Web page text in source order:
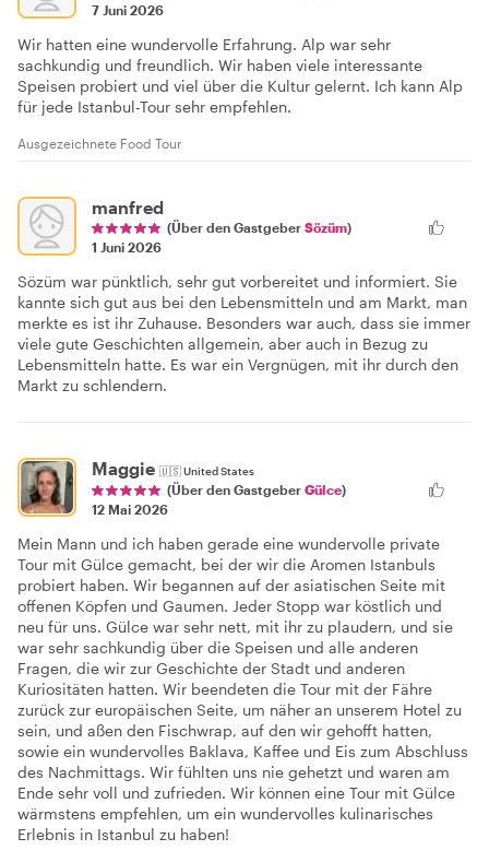
7 Juni 2026
Wir hatten eine wundervolle Erfahrung. Alp war sehr
sachkundig und freundlich. Wir haben viele interessante
Speisen probiert und viel über die Kultur gelernt. Ich kann Alp
für jede Istanbul-Tour sehr empfehlen.
Ausgezeichnete Food Tour
manfred
(Über den Gastgeber Sözüm)
1 Juni 2026
Sözüm war pünktlich, sehr gut vorbereitet und informiert. Sie
kannte sich gut aus bei den Lebensmitteln und am Markt, man
merkte es ist ihr Zuhause. Besonders war auch, dass sie immer
viele gute Geschichten allgemein, aber auch in Bezug zu
Lebensmitteln hatte. Es war ein Vergnügen, mit ihr durch den
Markt zu schlendern.
Maggie 🇺🇸United States
(Über den Gastgeber Gülce)
12 Mai 2026
Mein Mann und ich haben gerade eine wundervolle private
Tour mit Gülce gemacht, bei der wir die Aromen Istanbuls
probiert haben. Wir begannen auf der asiatischen Seite mit
offenen Köpfen und Gaumen. Jeder Stopp war köstlich und
neu für uns. Gülce war sehr nett, mit ihr zu plaudern, und sie
war sehr sachkundig über die Speisen und alle anderen
Fragen, die wir zur Geschichte der Stadt und anderen
Kuriositäten hatten. Wir beendeten die Tour mit der Fähre
zurück zur europäischen Seite, um näher an unserem Hotel zu
sein, und aßen den Fischwrap, auf den wir gehofft hatten,
sowie ein wundervolles Baklava, Kaffee und Eis zum Abschluss
des Nachmittags. Wir fühlten uns nie gehetzt und waren am
Ende sehr voll und zufrieden. Wir können eine Tour mit Gülce
wärmstens empfehlen, um ein wundervolles kulinarisches
Erlebnis in Istanbul zu haben!